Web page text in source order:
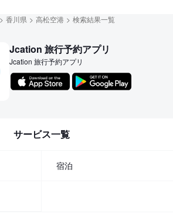
香川県 高松空港 検索結果一覧
Jcation 旅行予約アプリ
Jcation 旅行予約アプリ
サービス一覧
宿泊